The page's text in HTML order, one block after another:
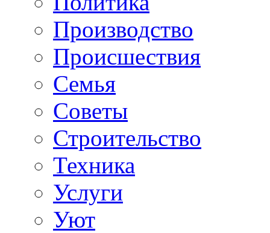
Производство
Происшествия
Семья
Советы
Строительство
Техника
Услуги
Уют